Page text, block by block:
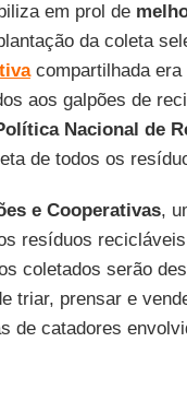
em prol de
da coleta
compartilhada era
aos galpões de
Nacional de
de todos os
e Cooperativas,
resíduos
coletados serão
triar, prensar e
de catadores